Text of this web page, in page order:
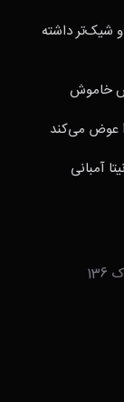
شیک‌تر داشته
خاموش
عوض می‌کند